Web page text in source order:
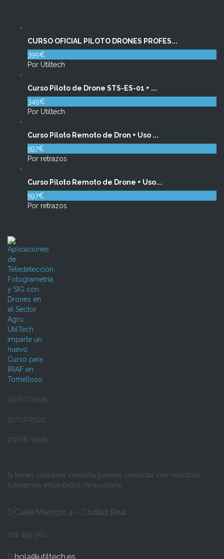
CURSO OFICIAL PILOTO DRONES PROFES...
399€
Por Utiltech
Curso Piloto de Drone STS-ES-01 + ...
349€
Por Utiltech
Curso Piloto Remoto de Dron + Uso ...
597€
Por retrazos
Curso Piloto Remoto de Drone + Uso...
597€
Por retrazos
26/07/2025
21/07/2025
23/06/2025
Si tienes cualquier consulta puedes contactar con nosotros.
Estaremos encantados de ayudarte:
Calle Marconi 4 – Ciudad Real
722 459 962
hola@utiltech.es